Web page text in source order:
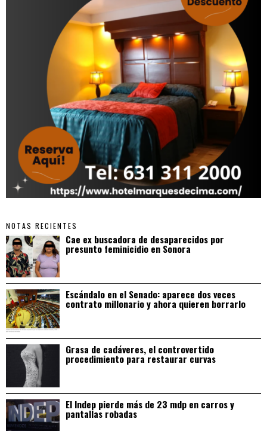
NOTAS RECIENTES
Cae ex buscadora de desaparecidos por
presunto feminicidio en Sonora
Escándalo en el Senado: aparece dos veces
contrato millonario y ahora quieren borrarlo
Grasa de cadáveres, el controvertido
procedimiento para restaurar curvas
El Indep pierde más de 23 mdp en carros y
pantallas robadas